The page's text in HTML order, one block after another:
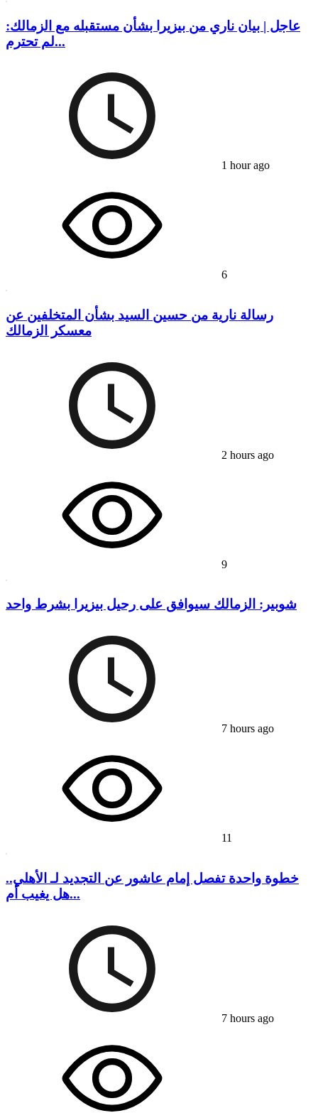
عاجل | بيان ناري من بيزيرا بشأن مستقبله مع الزمالك:
لم تحترم...
1 hour ago
6
رسالة نارية من حسين السيد بشأن المتخلفين عن
معسكر الزمالك
2 hours ago
9
شوبير: الزمالك سيوافق على رحيل بيزيرا بشرط واحد
7 hours ago
11
خطوة واحدة تفصل إمام عاشور عن التجديد لـ الأهلي..
هل يغيب أم...
7 hours ago